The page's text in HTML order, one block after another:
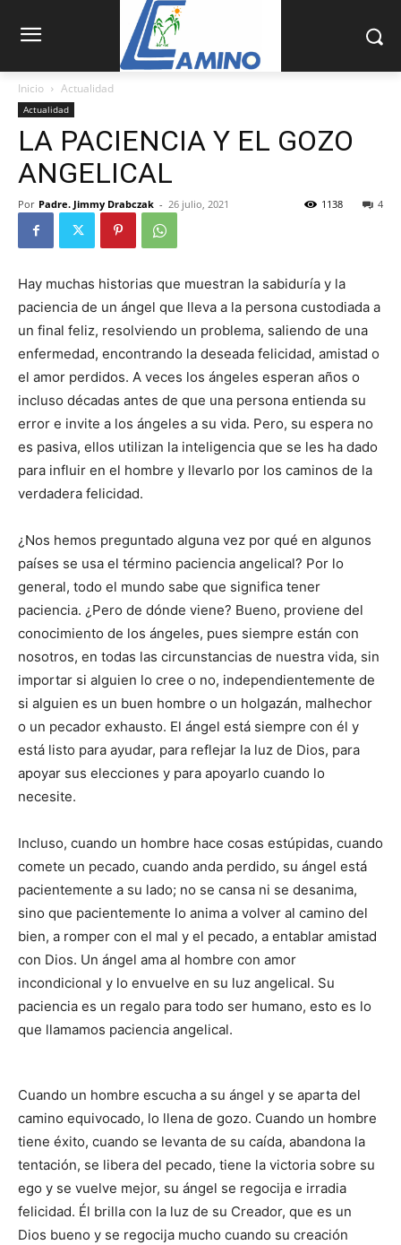
Inicio Actualidad
Actualidad
LA PACIENCIA Y EL GOZO
ANGELICAL
Por Padre. Jimmy Drabczak - 26 julio, 2021 4
1138
Hay muchas historias que muestran la sabiduría y la
paciencia de un ángel que lleva a la persona custodiada a
un final feliz, resolviendo un problema, saliendo de una
enfermedad, encontrando la deseada felicidad, amistad o
el amor perdidos. A veces los ángeles esperan años o
incluso décadas antes de que una persona entienda su
error e invite a los ángeles a su vida. Pero, su espera no
es pasiva, ellos utilizan la inteligencia que se les ha dado
para influir en el hombre y llevarlo por los caminos de la
verdadera felicidad.
¿Nos hemos preguntado alguna vez por qué en algunos
países se usa el término paciencia angelical? Por lo
general, todo el mundo sabe que significa tener
paciencia. ¿Pero de dónde viene? Bueno, proviene del
conocimiento de los ángeles, pues siempre están con
nosotros, en todas las circunstancias de nuestra vida, sin
importar si alguien lo cree o no, independientemente de
si alguien es un buen hombre o un holgazán, malhechor
o un pecador exhausto. El ángel está siempre con él y
está listo para ayudar, para reflejar la luz de Dios, para
apoyar sus elecciones y para apoyarlo cuando lo
necesite.
Incluso, cuando un hombre hace cosas estúpidas, cuando
comete un pecado, cuando anda perdido, su ángel está
pacientemente a su lado; no se cansa ni se desanima,
sino que pacientemente lo anima a volver al camino del
bien, a romper con el mal y el pecado, a entablar amistad
con Dios. Un ángel ama al hombre con amor
incondicional y lo envuelve en su luz angelical. Su
paciencia es un regalo para todo ser humano, esto es lo
que llamamos paciencia angelical.
Cuando un hombre escucha a su ángel y se aparta del
camino equivocado, lo llena de gozo. Cuando un hombre
tiene éxito, cuando se levanta de su caída, abandona la
tentación, se libera del pecado, tiene la victoria sobre su
ego y se vuelve mejor, su ángel se regocija e irradia
felicidad. Él brilla con la luz de su Creador, que es un
Dios bueno y se regocija mucho cuando su creación